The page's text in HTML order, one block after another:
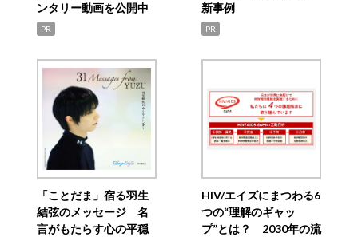
ンタリー動画を公開中
PR
新事例
PR
「ことだま」宿る羽生
結弦のメッセージ 名
言がもたらす心の平穏
HIV/エイズにまつわる6
つの“理解のギャッ
プ”とは？ 2030年の流